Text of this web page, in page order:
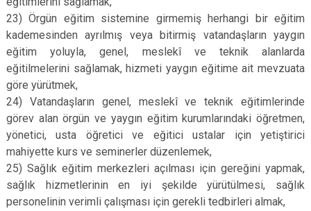
23) Örgün eğitim sistemine girmemiş herhangi bir eğitim
kademesinden ayrılmış veya bitirmiş vatandaşların yaygın
eğitim yoluyla, genel, meslekî ve teknik alanlarda
eğitilmelerini sağlamak, hizmeti yaygın eğitime ait mevzuata
göre yürütmek,
24) Vatandaşların genel, meslekî ve teknik eğitimlerinde
görev alan örgün ve yaygın eğitim kurumlarındaki öğretmen,
yönetici, usta öğretici ve eğitici ustalar için yetiştirici
mahiyette kurs ve seminerler düzenlemek,
25) Sağlık eğitim merkezleri açılması için gereğini yapmak,
sağlık hizmetlerinin en iyi şekilde yürütülmesi, sağlık
personelinin verimli çalışması için gerekli tedbirleri almak,